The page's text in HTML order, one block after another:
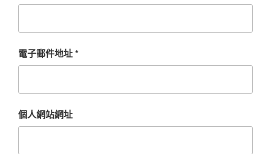
電子郵件地址*
個人網站網址